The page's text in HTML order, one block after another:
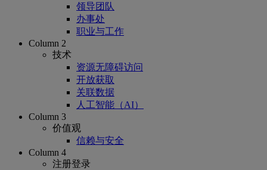
领导团队
办事处
职业与工作
Column 2
技术
资源无障碍访问
开放获取
关联数据
人工智能（AI）
Column 3
价值观
信赖与安全
Column 4
注册登录